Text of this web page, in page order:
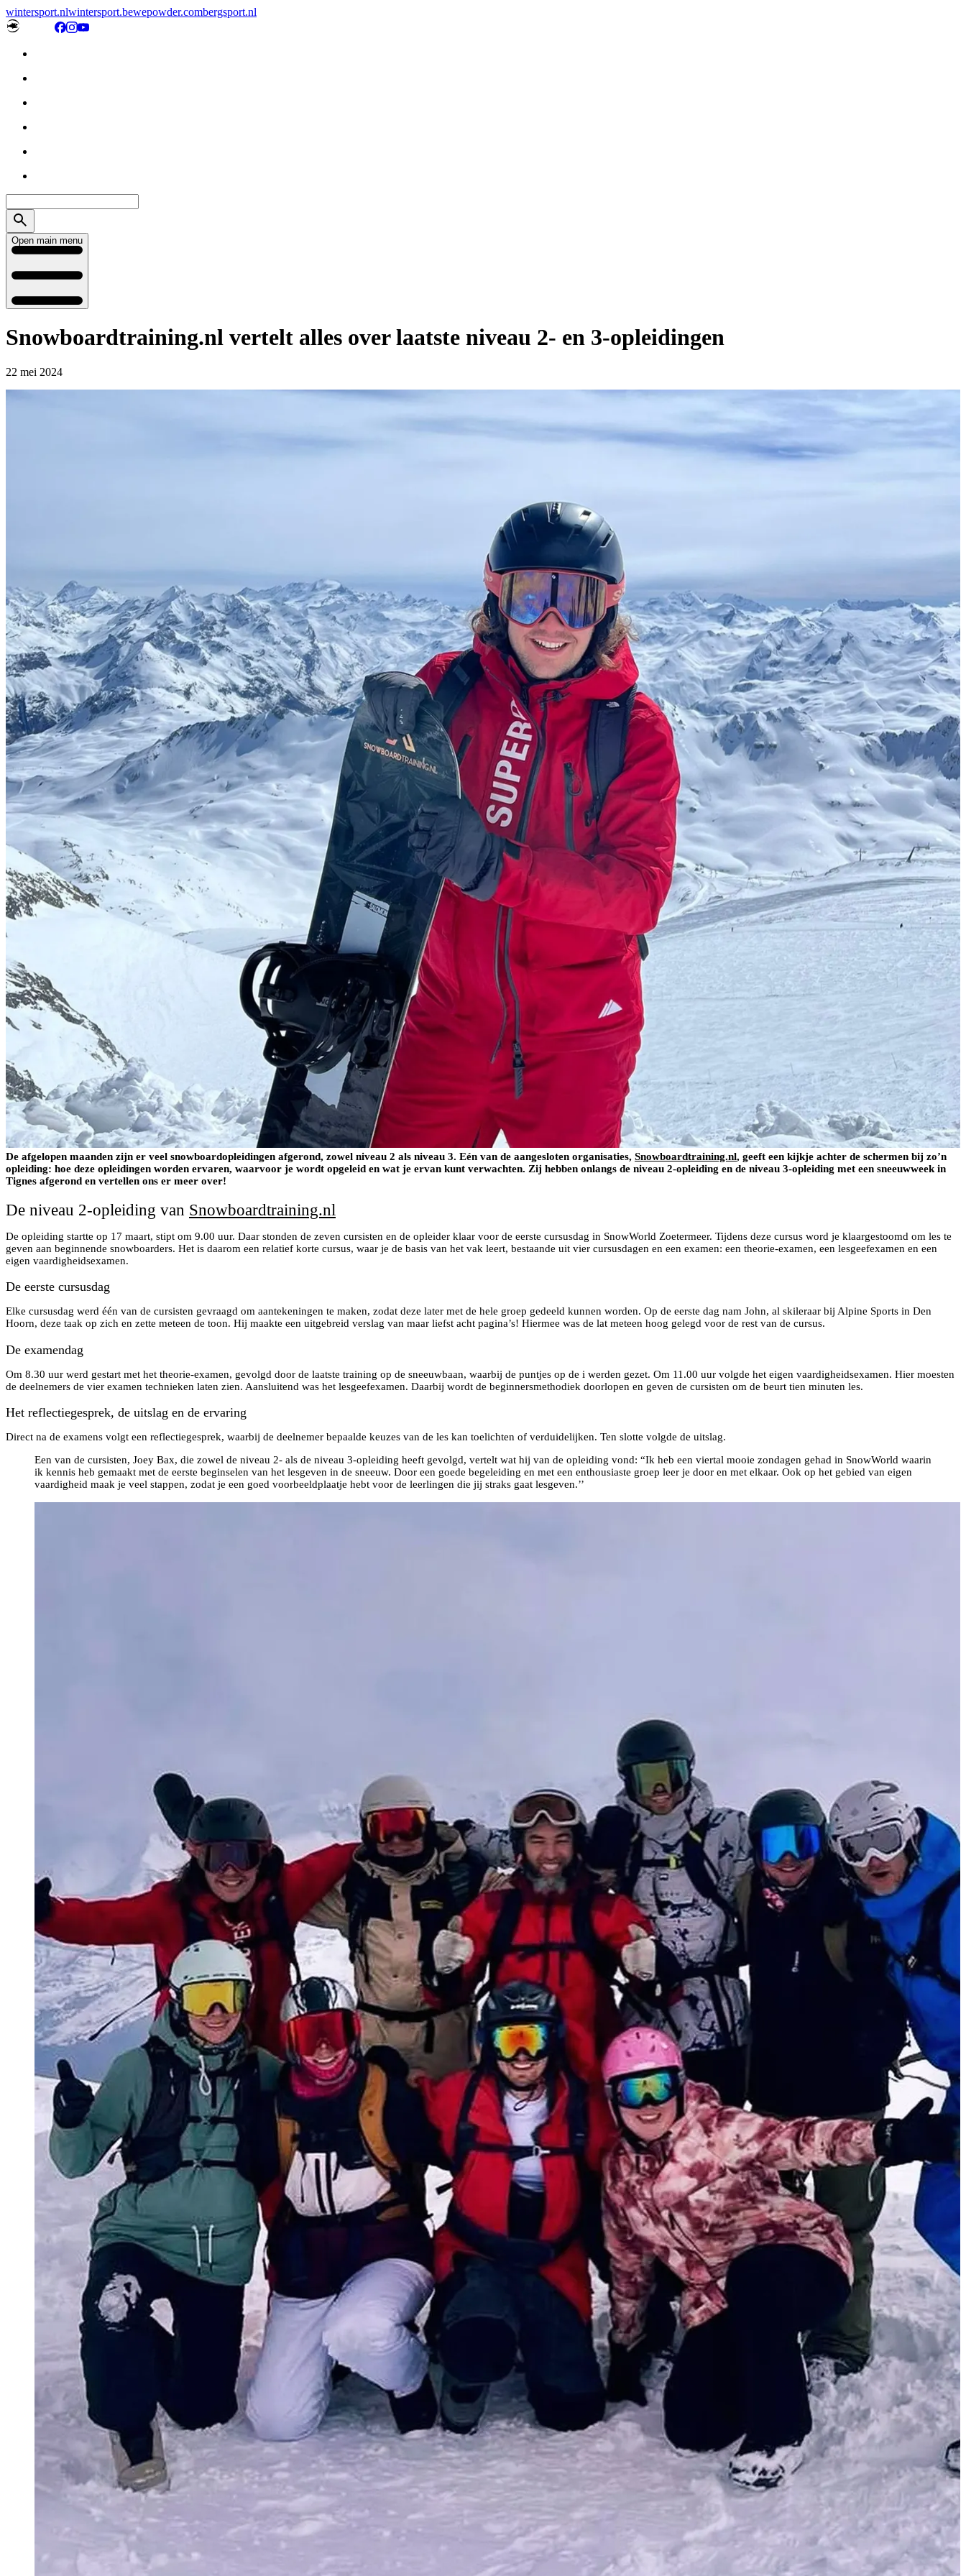
wintersport.nlwintersport.bewepowder.combergsport.nl
Open main menu
Snowboardtraining.nl vertelt alles over laatste niveau 2- en 3-opleidingen
22 mei 2024
De afgelopen maanden zijn er veel snowboardopleidingen afgerond, zowel niveau 2 als niveau 3. Eén van de aangesloten organisaties, Snowboardtraining.nl, geeft een kijkje achter de schermen bij zo’n
opleiding: hoe deze opleidingen worden ervaren, waarvoor je wordt opgeleid en wat je ervan kunt verwachten. Zij hebben onlangs de niveau 2-opleiding en de niveau 3-opleiding met een sneeuwweek in
Tignes afgerond en vertellen ons er meer over!
De niveau 2-opleiding van Snowboardtraining.nl
De opleiding startte op 17 maart, stipt om 9.00 uur. Daar stonden de zeven cursisten en de opleider klaar voor de eerste cursusdag in SnowWorld Zoetermeer. Tijdens deze cursus word je klaargestoomd om les te
geven aan beginnende snowboarders. Het is daarom een relatief korte cursus, waar je de basis van het vak leert, bestaande uit vier cursusdagen en een examen: een theorie-examen, een lesgeefexamen en een
eigen vaardigheidsexamen.
De eerste cursusdag
Elke cursusdag werd één van de cursisten gevraagd om aantekeningen te maken, zodat deze later met de hele groep gedeeld kunnen worden. Op de eerste dag nam John, al skileraar bij Alpine Sports in Den
Hoorn, deze taak op zich en zette meteen de toon. Hij maakte een uitgebreid verslag van maar liefst acht pagina’s! Hiermee was de lat meteen hoog gelegd voor de rest van de cursus.
De examendag
Om 8.30 uur werd gestart met het theorie-examen, gevolgd door de laatste training op de sneeuwbaan, waarbij de puntjes op de i werden gezet. Om 11.00 uur volgde het eigen vaardigheidsexamen. Hier moesten
de deelnemers de vier examen technieken laten zien. Aansluitend was het lesgeefexamen. Daarbij wordt de beginnersmethodiek doorlopen en geven de cursisten om de beurt tien minuten les.
Het reflectiegesprek, de uitslag en de ervaring
Direct na de examens volgt een reflectiegesprek, waarbij de deelnemer bepaalde keuzes van de les kan toelichten of verduidelijken. Ten slotte volgde de uitslag.
Een van de cursisten, Joey Bax, die zowel de niveau 2- als de niveau 3-opleiding heeft gevolgd, vertelt wat hij van de opleiding vond: “Ik heb een viertal mooie zondagen gehad in SnowWorld waarin
ik kennis heb gemaakt met de eerste beginselen van het lesgeven in de sneeuw. Door een goede begeleiding en met een enthousiaste groep leer je door en met elkaar. Ook op het gebied van eigen
vaardigheid maak je veel stappen, zodat je een goed voorbeeldplaatje hebt voor de leerlingen die jij straks gaat lesgeven.’’